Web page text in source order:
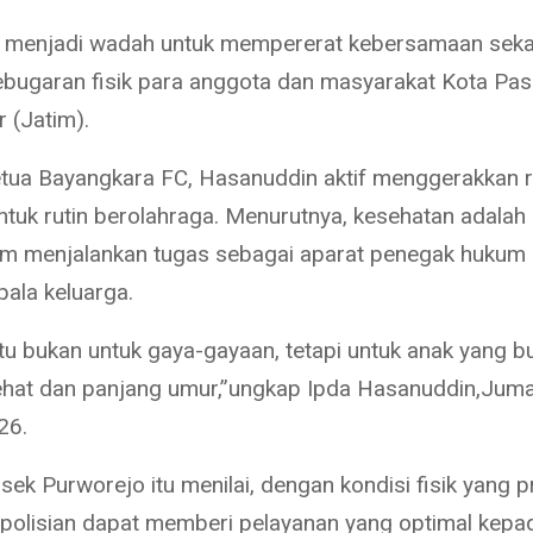
wadah untuk mempererat kebersamaan
fisik para anggota dan masyarakat Kota
(Jatim).
Bayangkara FC, Hasanuddin aktif menggerakkan
rutin berolahraga. Menurutnya, kesehatan
menjalankan tugas sebagai aparat penegak hukum
keluarga.
bukan untuk gaya-gayaan, tetapi untuk anak yang
dan panjang umur,”ungkap Ipda
Purworejo itu menilai, dengan kondisi fisik yang
dapat memberi pelayanan yang optimal